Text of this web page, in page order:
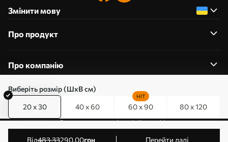
Виберіть розмір (ШхВ см)
20 x 30 40 x 60 60 x 90
HIT
80 x 120
від483.33290.00грн Перейти далі
Змінити мову
Про продукт
Про компанію
0800357223
Редагування дозволів на файли cookie
© 2011-2026 Art-holst. Усі права захищені. Власник: